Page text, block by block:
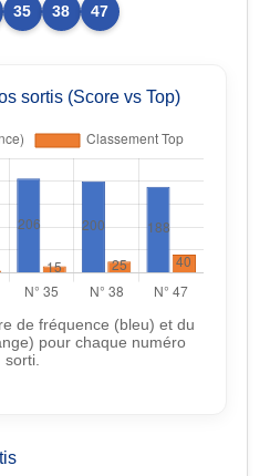
35 38 47
sortis (Score vs Top)
de fréquence (bleu) et du
pour chaque numéro
sorti.